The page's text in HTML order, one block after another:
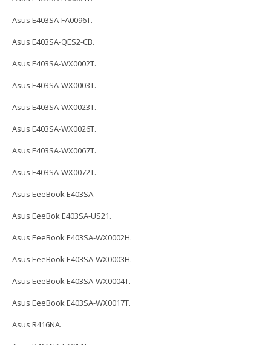
Asus E403SA-FA0096T.
Asus E403SA-QES2-CB.
Asus E403SA-WX0002T.
Asus E403SA-WX0003T.
Asus E403SA-WX0023T.
Asus E403SA-WX0026T.
Asus E403SA-WX0067T.
Asus E403SA-WX0072T.
Asus EeeBook E403SA.
Asus EeeBok E403SA-US21.
Asus EeeBook E403SA-WX0002H.
Asus EeeBook E403SA-WX0003H.
Asus EeeBook E403SA-WX0004T.
Asus EeeBook E403SA-WX0017T.
Asus R416NA.